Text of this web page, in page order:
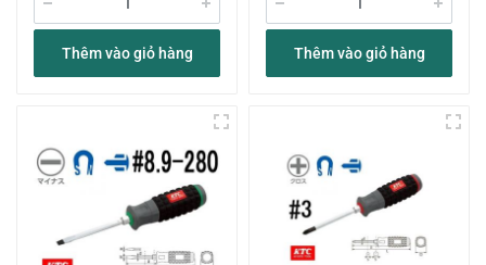
Thêm vào giỏ hàng Thêm vào giỏ hàng